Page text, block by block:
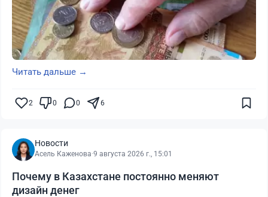
Читать дальше →
2 0 0 6
Новости
Асель Каженова·9 августа 2026 г., 15:01
Почему в Казахстане постоянно меняют
дизайн денег